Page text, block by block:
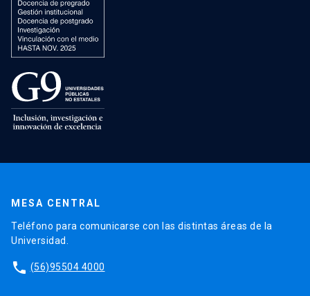
MESA CENTRAL
Teléfono para comunicarse con las distintas áreas de la
Universidad.
phone (56)95504 4000